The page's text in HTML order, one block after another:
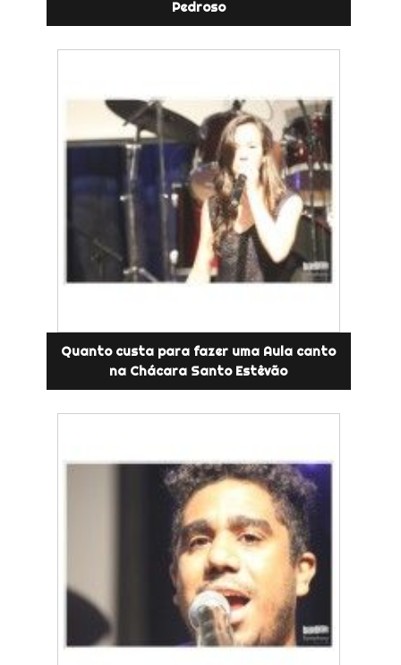
Pedroso
Quanto custa para fazer uma Aula canto
na Chácara Santo Estêvão